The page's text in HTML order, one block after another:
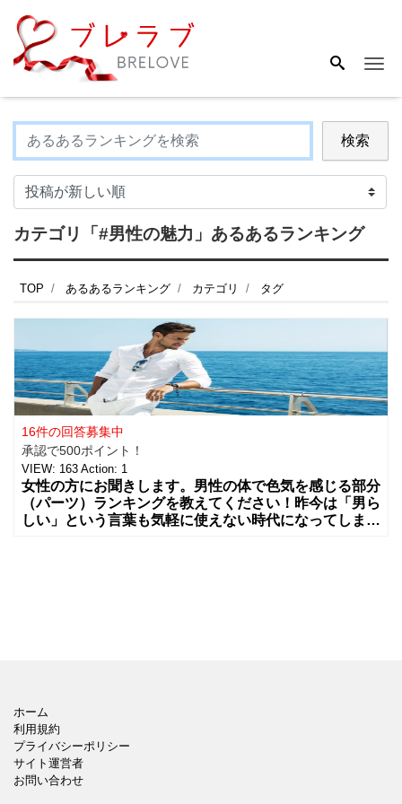
検索
カテゴリ「#男性の魅力」あるあるランキング
TOP あるあるランキング カテゴリ タグ
16件の回答募集中
承認で500ポイント！
VIEW: 163 Action: 1
女性の方にお聞きします。男性の体で色気を感じる部分
（パーツ）ランキングを教えてください！昨今は「男ら
しい」という言葉も気軽に使えない時代になってしまっ
ホーム
利用規約
プライバシーポリシー
サイト運営者
お問い合わせ